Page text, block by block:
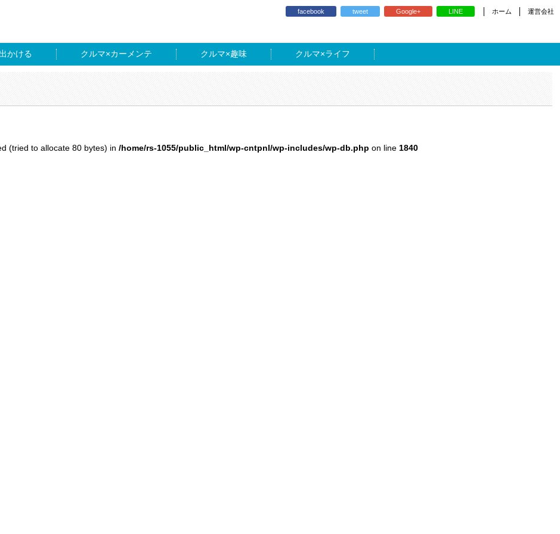
facebook tweet Google+ LINE ホーム 運営会社
かける カーメンテ 趣味 ライフ
(tried to allocate 80 bytes) in/home/rs-1055/public_html/wp-cntpnl/wp-includes/wp-db.php on line 1840